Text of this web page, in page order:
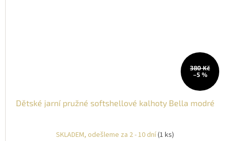
380 Kč
–5 %
Dětské jarní pružné softshellové kalhoty Bella modré
SKLADEM, odešleme za 2 - 10 dní(1 ks)